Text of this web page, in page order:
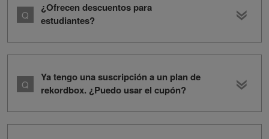
¿Ofrecen descuentos para
estudiantes?
Ya tengo una suscripción a un plan de
rekordbox. ¿Puedo usar el cupón?